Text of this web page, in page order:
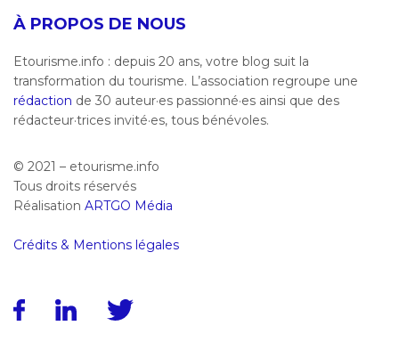
À PROPOS DE NOUS
Etourisme.info : depuis 20 ans, votre blog suit la
transformation du tourisme. L’association regroupe une
rédaction de 30 auteur·es passionné·es ainsi que des
rédacteur·trices invité·es, tous bénévoles.
© 2021 – etourisme.info
Tous droits réservés
Réalisation ARTGO Média
Crédits & Mentions légales